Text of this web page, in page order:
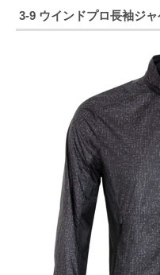
3-9 ウインドプロ長袖ジ